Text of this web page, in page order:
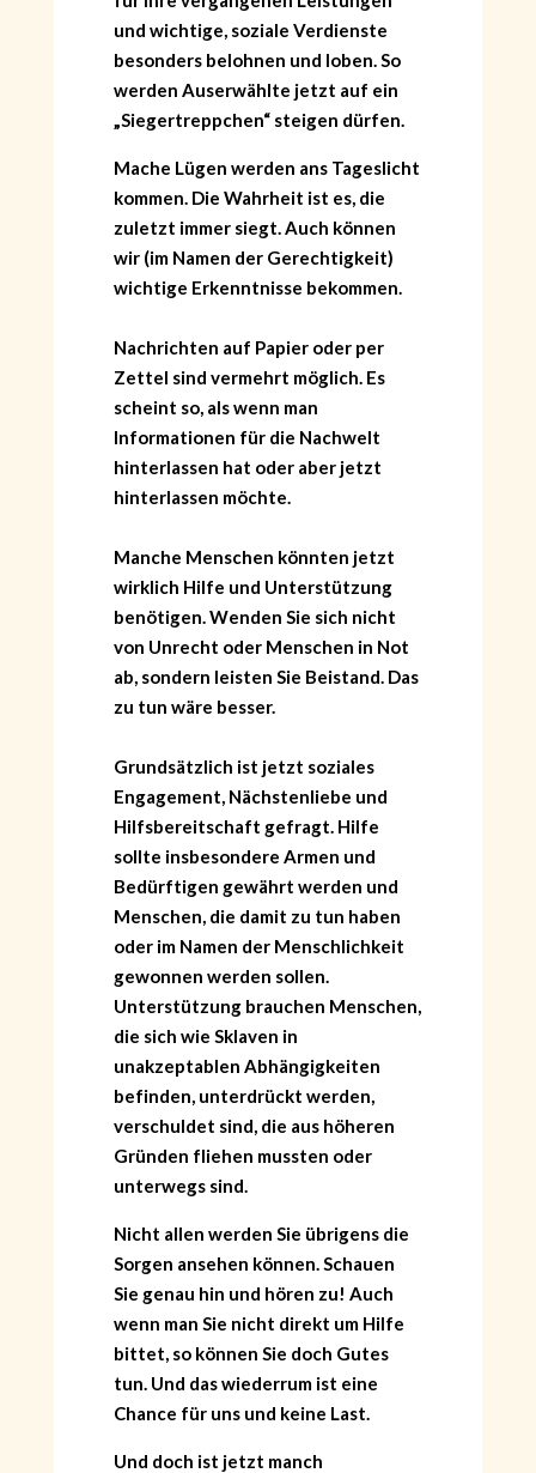
und wichtige, soziale Verdienste
besonders belohnen und loben. So
werden Auserwählte jetzt auf ein
„Siegertreppchen“ steigen dürfen.
Mache Lügen werden ans Tageslicht
kommen. Die Wahrheit ist es, die
zuletzt immer siegt. Auch können
wir (im Namen der Gerechtigkeit)
wichtige Erkenntnisse bekommen.
Nachrichten auf Papier oder per
Zettel sind vermehrt möglich. Es
scheint so, als wenn man
Informationen für die Nachwelt
hinterlassen hat oder aber jetzt
hinterlassen möchte.
Manche Menschen könnten jetzt
wirklich Hilfe und Unterstützung
benötigen. Wenden Sie sich nicht
von Unrecht oder Menschen in Not
ab, sondern leisten Sie Beistand. Das
zu tun wäre besser.
Grundsätzlich ist jetzt soziales
Engagement, Nächstenliebe und
Hilfsbereitschaft gefragt. Hilfe
sollte insbesondere Armen und
Bedürftigen gewährt werden und
Menschen, die damit zu tun haben
oder im Namen der Menschlichkeit
gewonnen werden sollen.
Unterstützung brauchen Menschen,
die sich wie Sklaven in
unakzeptablen Abhängigkeiten
befinden, unterdrückt werden,
verschuldet sind, die aus höheren
Gründen fliehen mussten oder
unterwegs sind.
Nicht allen werden Sie übrigens die
Sorgen ansehen können. Schauen
Sie genau hin und hören zu! Auch
wenn man Sie nicht direkt um Hilfe
bittet, so können Sie doch Gutes
tun. Und das wiederrum ist eine
Chance für uns und keine Last.
Und doch ist jetzt manch